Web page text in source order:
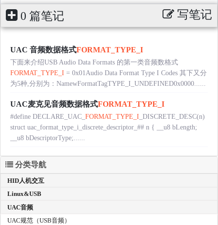
0 篇笔记 写笔记
UAC 音频数据格式FORMAT_TYPE_I
下面来介绍USB Audio Data Formats 的第一类音频数格式
FORMAT_TYPE_I = 0x01Audio Data Format Type I Codes 其下又分
为5种,分别为：NamewFormatTagTYPE_I_UNDEFINED0x0000......
UAC麦克见音频数据格式FORMAT_TYPE_I
#define DECLARE_UAC_ FORMAT_TYPE_I _DISCRETE_DESC(n)
struct uac_format_type_i_discrete_descriptor_## n { __u8 bLength;
__u8 bDescriptorType;......
分类导航
HID人机交互
Linux&USB
UAC音频
UAC规范（USB音频）